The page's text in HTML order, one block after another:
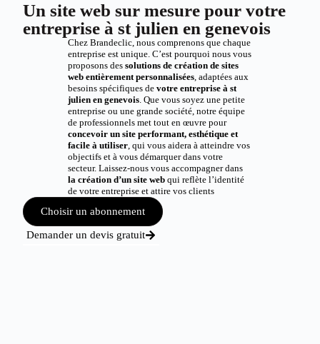
Un site web sur mesure pour votre
entreprise à st julien en genevois
Chez Brandeclic, nous comprenons que chaque
entreprise est unique. C’est pourquoi nous vous
proposons des solutions de création de sites
web entièrement personnalisées, adaptées aux
besoins spécifiques de votre entreprise à st
julien en genevois. Que vous soyez une petite
entreprise ou une grande société, notre équipe
de professionnels met tout en œuvre pour
concevoir un site performant, esthétique et
facile à utiliser, qui vous aidera à atteindre vos
objectifs et à vous démarquer dans votre
secteur. Laissez-nous vous accompagner dans
la création d’un site webqui reflète l’identité
de votre entreprise et attire vos clients
Choisir un abonnement
Demander un devis gratuit